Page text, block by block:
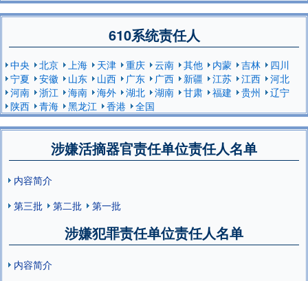
610系统责任人
中央 北京 上海 天津 重庆 云南 其他 内蒙 吉林
四川
宁夏
安徽 山东 山西 广东 广西 新疆 江苏 江西
河北
河南
浙江 海南 海外 湖北 湖南 甘肃 福建 贵州
辽宁
陕西
青海 黑龙江 香港 全国
涉嫌活摘器官责任单位责任人名单
内容简介
第三批
第二批 第一批
涉嫌犯罪责任单位责任人名单
内容简介